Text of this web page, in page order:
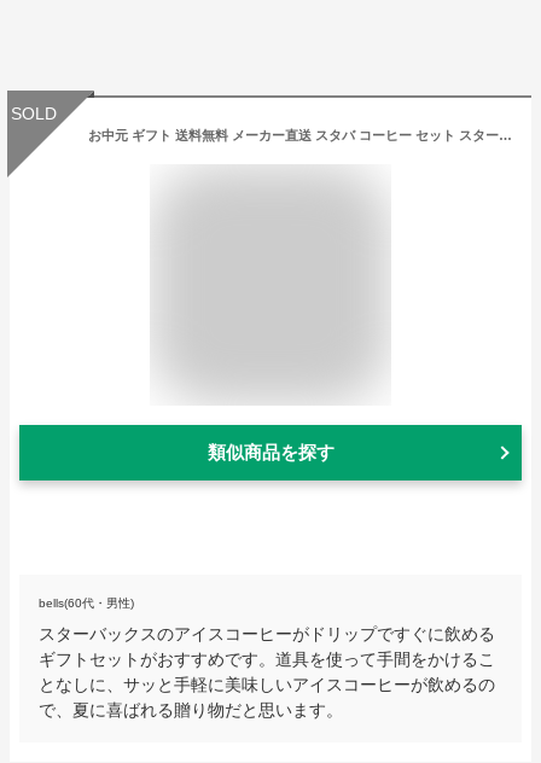
SOLD
お中元 ギフト 送料無料 メーカー直送 スタバ コーヒー セット スターバックス オリガミ アイスコーヒー ギフト SBI-30S 御中元 お取り寄せグルメ 内祝い お返し 結婚内祝い 出産内祝い 引越し 挨拶 快気祝い 香典返し お礼 おうちごはん
類似商品を探す
bells(60代・男性)
スターバックスのアイスコーヒーがドリップですぐに飲める
ギフトセットがおすすめです。道具を使って手間をかけるこ
となしに、サッと手軽に美味しいアイスコーヒーが飲めるの
で、夏に喜ばれる贈り物だと思います。